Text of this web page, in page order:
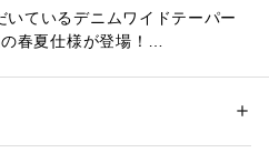
ているデニムワイドテーパー
春夏仕様が登場！
グながら、裾にかけてテーパー